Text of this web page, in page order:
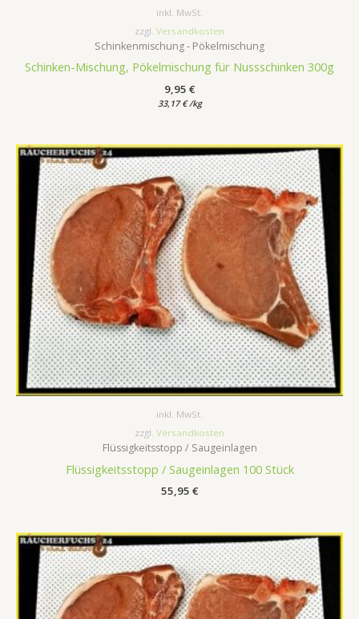
inkl. MwSt.
zzgl. Versandkosten
Schinkenmischung - Pökelmischung
Schinken-Mischung, Pökelmischung für Nussschinken 300g
9,95 €
33,17€ /kg
inkl. MwSt.
zzgl. Versandkosten
Flüssigkeitsstopp / Saugeinlagen
Flüssigkeitsstopp / Saugeinlagen 100 Stück
55,95 €